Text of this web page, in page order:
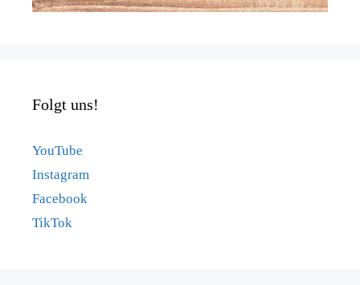
Folgt uns!
YouTube
Instagram
Facebook
TikTok